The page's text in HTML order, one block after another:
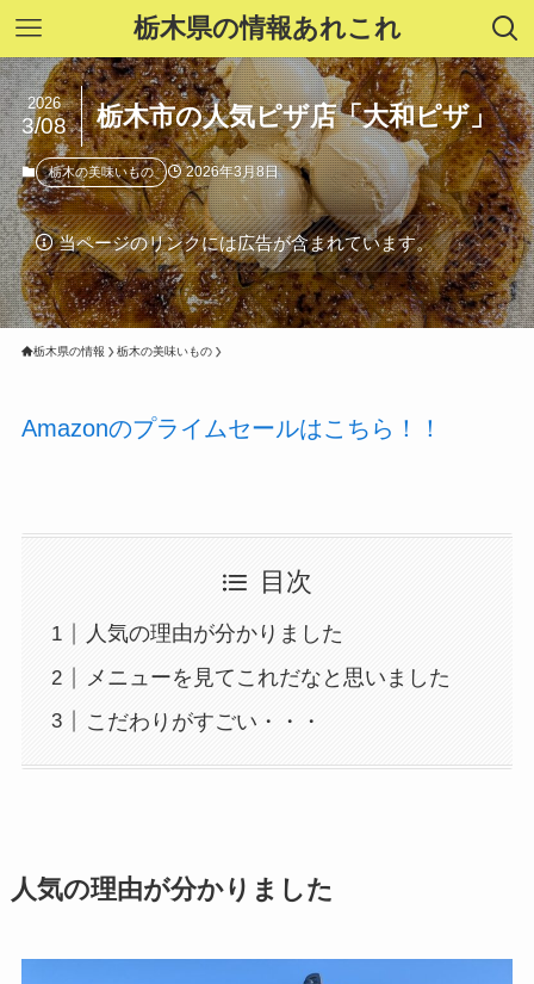
栃木県の情報あれこれ
栃木市の人気ピザ店「大和ピザ」
2026
3/08
栃木の美味いもの 2026年3月8日
当ページのリンクには広告が含まれています。
栃木県の情報 栃木の美味いもの
Amazonのプライムセールはこちら！！
目次
人気の理由が分かりました
メニューを見てこれだなと思いました
こだわりがすごい・・・
人気の理由が分かりました